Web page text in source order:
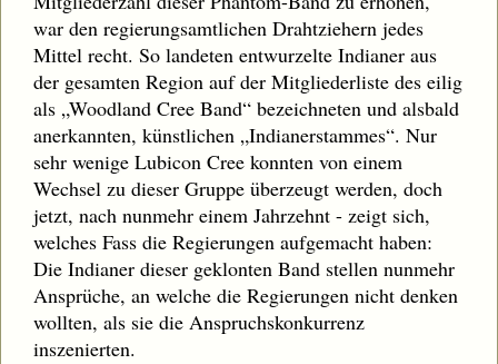
war den regierungsamtlichen Drahtziehern jedes
Mittel recht. So landeten entwurzelte Indianer aus
der gesamten Region auf der Mitgliederliste des eilig
als „Woodland Cree Band“ bezeichneten und alsbald
anerkannten, künstlichen „Indianerstammes“. Nur
sehr wenige Lubicon Cree konnten von einem
Wechsel zu dieser Gruppe überzeugt werden, doch
jetzt, nach nunmehr einem Jahrzehnt - zeigt sich,
welches Fass die Regierungen aufgemacht haben:
Die Indianer dieser geklonten Band stellen nunmehr
Ansprüche, an welche die Regierungen nicht denken
wollten, als sie die Anspruchskonkurrenz
inszenierten.